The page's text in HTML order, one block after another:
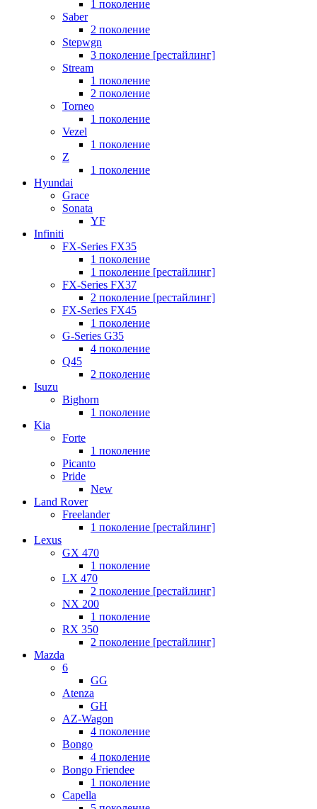
1 поколение
Saber
2 поколение
Stepwgn
3 поколение [рестайлинг]
Stream
1 поколение
2 поколение
Torneo
1 поколение
Vezel
1 поколение
Z
1 поколение
Hyundai
Grace
Sonata
YF
Infiniti
FX-Series FX35
1 поколение
1 поколение [рестайлинг]
FX-Series FX37
2 поколение [рестайлинг]
FX-Series FX45
1 поколение
G-Series G35
4 поколение
Q45
2 поколение
Isuzu
Bighorn
1 поколение
Kia
Forte
1 поколение
Picanto
Pride
New
Land Rover
Freelander
1 поколение [рестайлинг]
Lexus
GX 470
1 поколение
LX 470
2 поколение [рестайлинг]
NX 200
1 поколение
RX 350
2 поколение [рестайлинг]
Mazda
6
GG
Atenza
GH
AZ-Wagon
4 поколение
Bongo
4 поколение
Bongo Friendee
1 поколение
Capella